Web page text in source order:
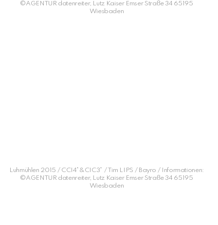
©AGENTUR datenreiter, Lutz Kaiser Emser Straße 34 65195
Wiesbaden
Luhmühlen 2015 / CCI4*&CIC3* / Tim LIPS / Bayro / Informationen:
©AGENTUR datenreiter, Lutz Kaiser Emser Straße 34 65195
Wiesbaden